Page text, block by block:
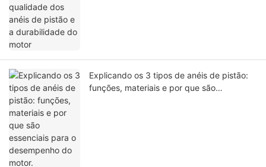
Explicando os 3 tipos de anéis de pistão:
funções, materiais e por que são